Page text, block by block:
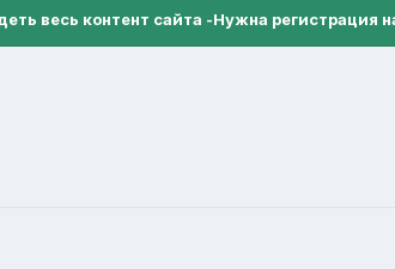
весь контент сайта -Нужна регистрация